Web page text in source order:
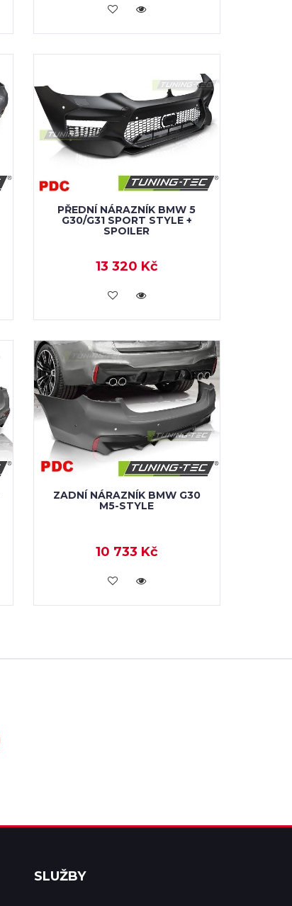
KOUPIT
PŘEDNÍ NÁRAZNÍK BMW 5
G30/G31 SPORT STYLE +
SPOILER
13 320 Kč
KOUPIT
ZADNÍ NÁRAZNÍK BMW G30
M5-STYLE
10 733 Kč
KOUPIT
SLUŽBY